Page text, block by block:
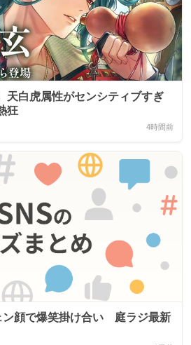
天白虎属性がセンシティブすぎ
狂
4時間前
ン顔で爆笑掛け合い 庭ラジ最新